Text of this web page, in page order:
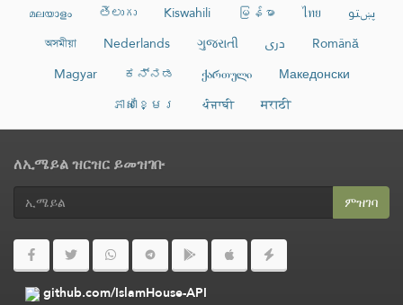
മലയാളം
తెలుగు Kiswahili မြန်မာ ไทย
پښتو
অসমীয়া
Nederlands ગુજરાતી دری
Română
Magyar
ಕನ್ನಡ ქართული
Македонски
ភាសាខ្មែរ
ਪੰਜਾਬੀ मराठी
ለኢሜይል ዝርዝር ይመዝገቡ
ምዝገባ
github.com/IslamHouse-API